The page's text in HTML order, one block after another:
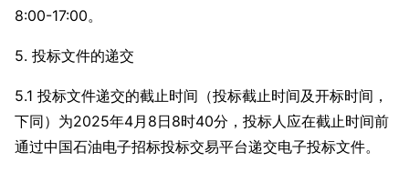
8:00-17:00。
5. 投标文件的递交
5.1 投标文件递交的截止时间（投标截止时间及开标时间，
下同）为2025年4月8日8时40分，投标人应在截止时间前
通过中国石油电子招标投标交易平台递交电子投标文件。